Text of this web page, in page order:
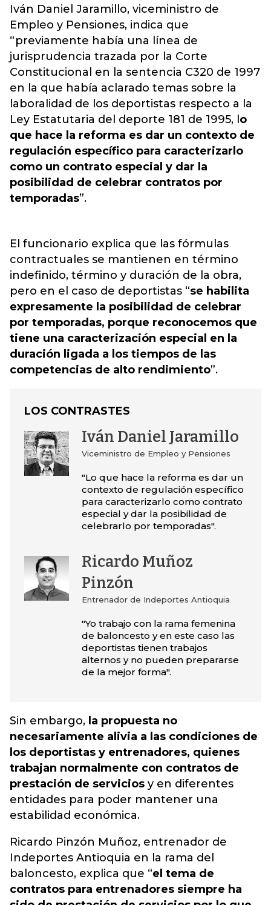
Iván Daniel Jaramillo, viceministro de
Empleo y Pensiones, indica que
“previamente había una línea de
jurisprudencia trazada por la Corte
Constitucional en la sentencia C320 de 1997
en la que había aclarado temas sobre la
laboralidad de los deportistas respecto a la
Ley Estatutaria del deporte 181 de 1995, l o
que hace la reforma es dar un contexto de
regulación específico para caracterizarlo
como un contrato especial y dar la
posibilidad de celebrar contratos por
temporadas”.
El funcionario explica que las fórmulas
contractuales se mantienen en término
indefinido, término y duración de la obra,
pero en el caso de deportistas “se habilita
expresamente la posibilidad de celebrar
por temporadas, porque reconocemos que
tiene una caracterización especial en la
duración ligada a los tiempos de las
competencias de alto rendimiento”.
LOS CONTRASTES
Iván Daniel Jaramillo
Viceministro de Empleo y Pensiones
"Lo que hace la reforma es dar un
contexto de regulación específico
para caracterizarlo como contrato
especial y dar la posibilidad de
celebrarlo por temporadas".
Ricardo Muñoz
Pinzón
Entrenador de Indeportes Antioquia
"Yo trabajo con la rama femenina
de baloncesto y en este caso las
deportistas tienen trabajos
alternos y no pueden prepararse
de la mejor forma".
Sin embargo, la propuesta no
necesariamente alivia a las condiciones de
los deportistas y entrenadores, quienes
trabajan normalmente con contratos de
prestación de servicios y en diferentes
entidades para poder mantener una
estabilidad económica.
Ricardo Pinzón Muñoz, entrenador de
Indeportes Antioquia en la rama del
baloncesto, explica que “el tema de
contratos para entrenadores siempre ha